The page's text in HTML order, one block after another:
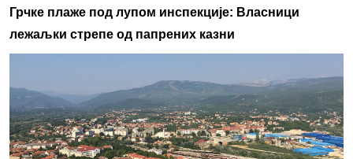
Грчке плаже под лупом инспекције: Власници
лежаљки стрепе од папрених казни